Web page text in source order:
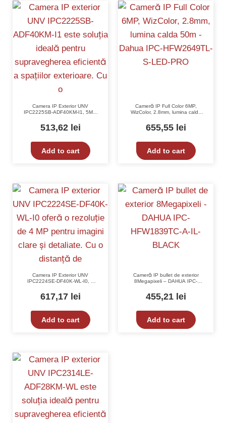
Camera IP Exterior UNV
IPC2225SB-ADF40KM-I1, 5MP,
IK10, Microfon, Alarmă
513,62 lei
Add to cart
Cameră IP Full Color 6MP,
WizColor, 2.8mm, lumina calda
S-LED-PRO
655,55 lei
Add to cart
Camera IP Exterior UNV
IPC2224SE-DF40K-WL-I0, 4
IP67, IK10, PoE, Alarmă
617,17 lei
Add to cart
Cameră IP bullet de exterior
8Megapixeli – DAHUA IPC-
455,21 lei
Add to cart